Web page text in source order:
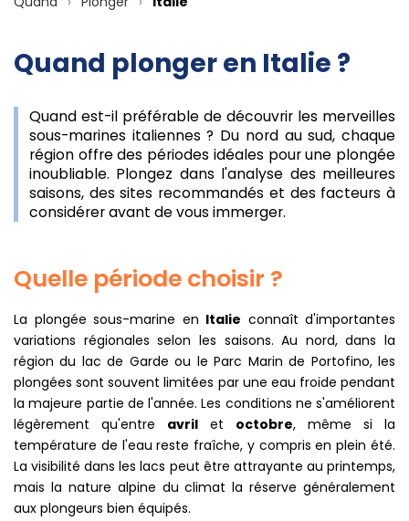
Quand plonger en Italie ?
Quand est-il préférable de découvrir les merveilles
sous-marines italiennes ? Du nord au sud, chaque
région offre des périodes idéales pour une plongée
inoubliable. Plongez dans l'analyse des meilleures
saisons, des sites recommandés et des facteurs à
considérer avant de vous immerger.
Quelle période choisir ?
La plongée sous-marine en Italie connaît d'importantes
variations régionales selon les saisons. Au nord, dans la
région du lac de Garde ou le Parc Marin de Portofino, les
plongées sont souvent limitées par une eau froide pendant
la majeure partie de l'année. Les conditions ne s'améliorent
légèrement qu'entre avril et octobre, même si la
température de l'eau reste fraîche, y compris en plein été.
La visibilité dans les lacs peut être attrayante au printemps,
mais la nature alpine du climat la réserve généralement
aux plongeurs bien équipés.